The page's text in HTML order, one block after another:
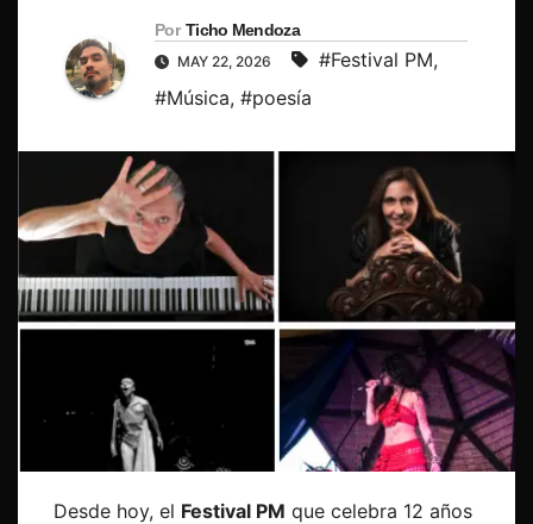
Por Ticho Mendoza
MAY 22, 2026 #Festival PM,
#Música, #poesía
Desde hoy, el Festival PM que celebra 12 años